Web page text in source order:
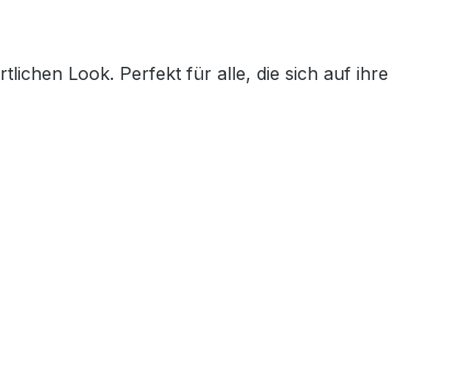
Look. Perfekt für alle, die sich auf ihre